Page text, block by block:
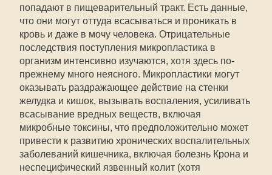
попадают в пищеварительный тракт. Есть данные,
что они могут оттуда всасываться и проникать в
кровь и даже в мочу человека. Отрицательные
последствия поступления микропластика в
организм интенсивно изучаются, хотя здесь по-
прежнему много неясного. Микропластики могут
оказывать раздражающее действие на стенки
желудка и кишок, вызывать воспаления, усиливать
всасывание вредных веществ, включая
микробные токсины, что предположительно может
привести к развитию хронических воспалительных
заболеваний кишечника, включая болезнь Крона и
неспецифический язвенный колит (хотя